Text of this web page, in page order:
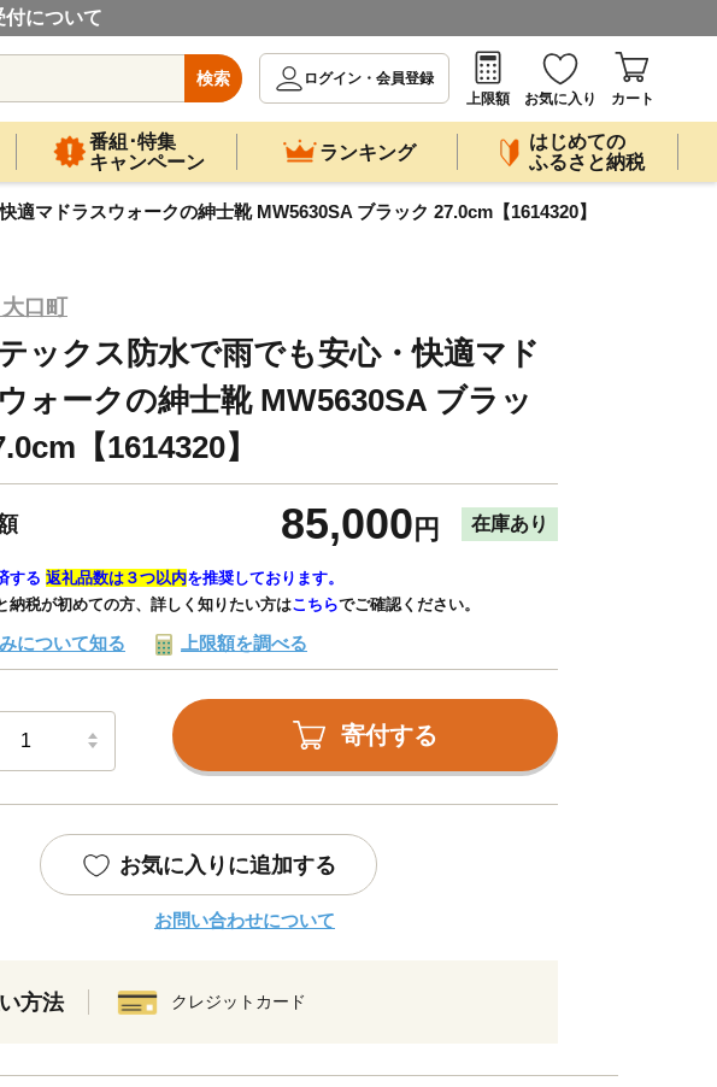
について
検索
ログイン・会員登録
上限額
お気に入り カート
番組･特集
キャンペーン
ランキング
はじめての
ふるさと納税
適マドラスウォークの紳士靴 MW5630SA ブラック 27.0cm【1614320】
口町
ックス防水で雨でも安心・快適マド
ォークの紳士靴 MW5630SA ブラッ
【1614320】
85,000 円 在庫あり
する 返礼品数は３つ以内を推奨しております。
納税が初めての方、詳しく知りたい方はこちらでご確認ください。
について知る 上限額を調べる
寄付する
お気に入りに追加する
お問い合わせについて
方法 クレジットカード